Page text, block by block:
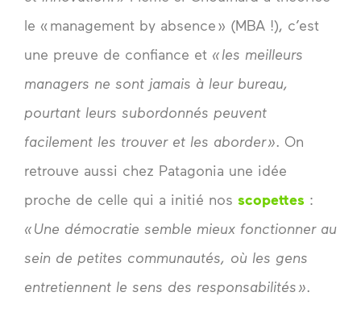
le « management by absence » (MBA !), c’est
une preuve de confiance et « les meilleurs
managers ne sont jamais à leur bureau,
pourtant leurs subordonnés peuvent
facilement les trouver et les aborder ». On
retrouve aussi chez Patagonia une idée
proche de celle qui a initié nos scopettes :
« Une démocratie semble mieux fonctionner au
sein de petites communautés, où les gens
entretiennent le sens des responsabilités ».